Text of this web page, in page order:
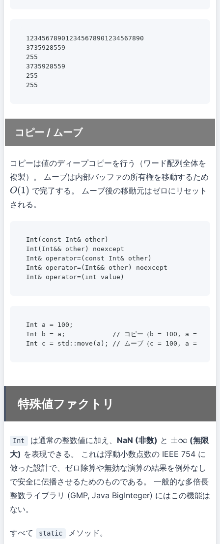
123456789012345678901234567890
3735928559
255
3735928559
255
コピー / ムーブ
コピーは値のディープコピーを行う（ワード配列全体を
複製）。 ムーブは内部バッファの所有権を移動するため
O(1)
で完了する。 ムーブ後の移動元はゼロにリセット
される。
Int(const Int& other)
Int(Int&& other) noexcept
Int& operator=(const Int& other)
Int& operator=(Int&& other) noexcept
Int a = 100;
Int b = a;            // コピー（b = 100, a = 100）
特殊値ファクトリ
Int は通常の整数値に加え、 NaN (非数) と ±∞
(無限
大) を表現できる。 これは浮動小数点数の IEEE 754 に
倣った設計で、ゼロ除算や無効な演算の結果を例外なし
で安全に伝播させるためのものである。 一般的な多倍長
整数ライブラリ (GMP, Java BigInteger) にはこの機能は
ない。
すべて static メソッド。